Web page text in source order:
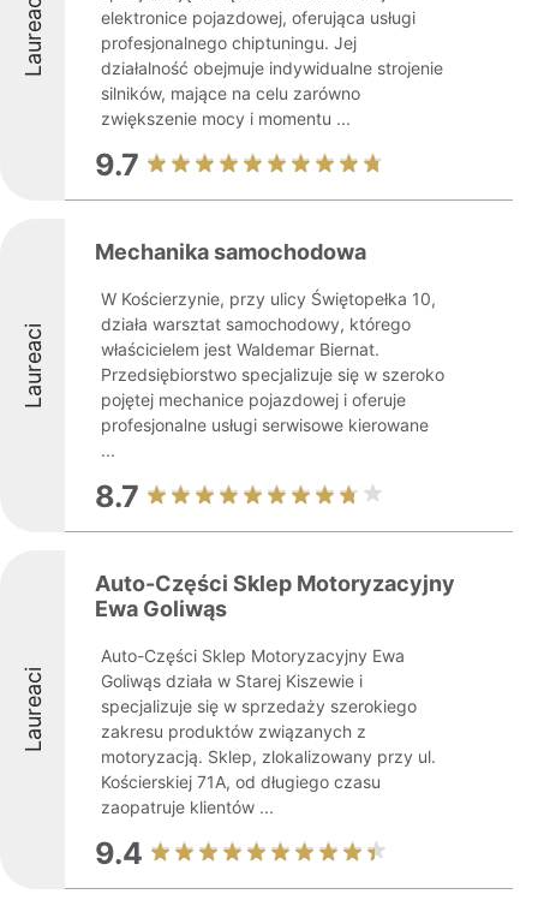
Laureaci
elektronice pojazdowej, oferująca usługi
profesjonalnego chiptuningu. Jej
działalność obejmuje indywidualne strojenie
silników, mające na celu zarówno
zwiększenie mocy i momentu ...
9.7
Laureaci
Mechanika samochodowa
W Kościerzynie, przy ulicy Świętopełka 10,
działa warsztat samochodowy, którego
właścicielem jest Waldemar Biernat.
Przedsiębiorstwo specjalizuje się w szeroko
pojętej mechanice pojazdowej i oferuje
profesjonalne usługi serwisowe kierowane
...
8.7
Laureaci
Auto-Części Sklep Motoryzacyjny
Ewa Goliwąs
Auto-Części Sklep Motoryzacyjny Ewa
Goliwąs działa w Starej Kiszewie i
specjalizuje się w sprzedaży szerokiego
zakresu produktów związanych z
motoryzacją. Sklep, zlokalizowany przy ul.
Kościerskiej 71A, od długiego czasu
zaopatruje klientów ...
9.4